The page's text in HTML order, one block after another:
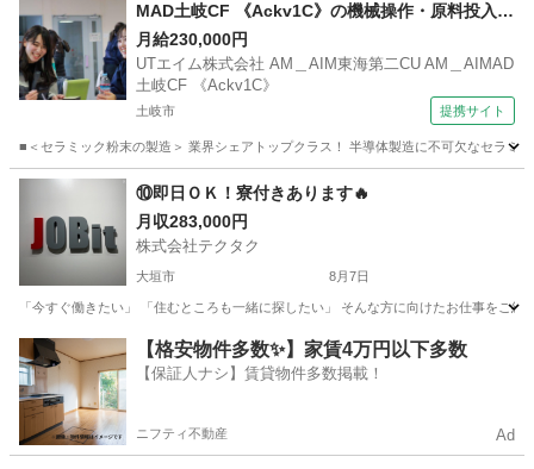
MAD土岐CF 《Ackv1C》の機械操作・原料投入・
加工・梱包・検査 【食堂・売店あり】
月給230,000円
UTエイム株式会社 AM＿AIM東海第二CU AM＿AIMAD
土岐CF 《Ackv1C》
土岐市 提携サイト
■＜セラミック粉末の製造＞ 業界シェアトップクラス！ 半導体製造に不可欠なセラミ
岐阜 土岐市 工場
⑩即日ＯＫ！寮付きあります🔥
月収283,000円
株式会社テクタク
大垣市 8月7日
「今すぐ働きたい」 「住むところも一緒に探したい」 そんな方に向けたお仕事をご
岐阜 大垣市 物流
【格安物件多数✨】家賃4万円以下多数
【保証人ナシ】賃貸物件多数掲載！
ニフティ不動産 Ad